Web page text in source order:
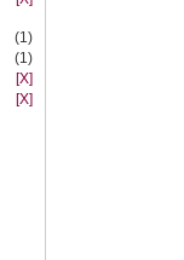
(1)
(1)
[X]
[X]